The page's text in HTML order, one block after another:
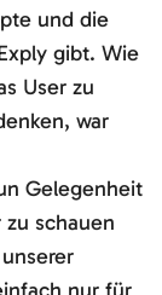
und die
gibt. Wie
User zu
war
Gelegenheit
schauen